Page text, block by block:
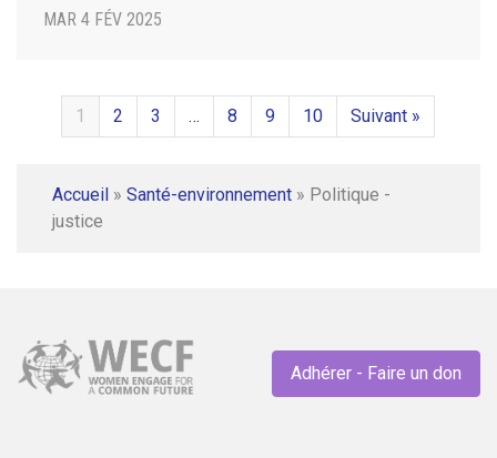
MAR 4 FÉV 2025
1 2 3 … 8 9 10 Suivant »
Accueil » Santé-environnement » Politique -
justice
Adhérer - Faire un don